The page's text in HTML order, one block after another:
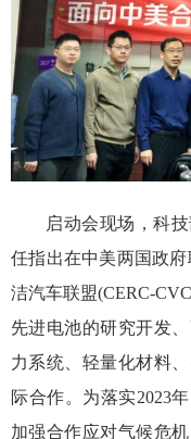
启动会现场，科
任指出在中美两国政
洁汽车联盟(CERC-
先进电池的研究开发
力系统、轻量化材料
际合作。为落实2023
加强合作应对气候危